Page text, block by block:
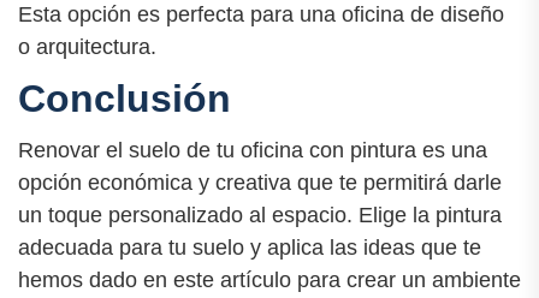
Esta opción es perfecta para una oficina de diseño
o arquitectura.
Conclusión
Renovar el suelo de tu oficina con pintura es una
opción económica y creativa que te permitirá darle
un toque personalizado al espacio. Elige la pintura
adecuada para tu suelo y aplica las ideas que te
hemos dado en este artículo para crear un ambiente